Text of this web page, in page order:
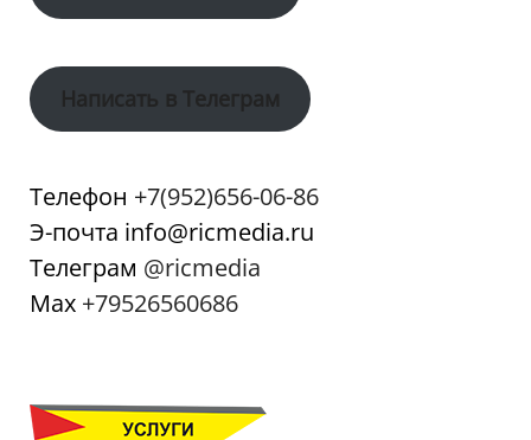
Написать в Телеграм
Телефон +7(952)656-06-86
Э-почта info@ricmedia.ru
Телеграм @ricmedia
Мах +79526560686